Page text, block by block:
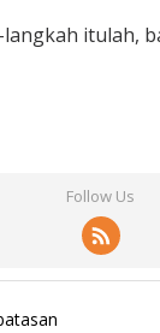
itulah,
Follow Us